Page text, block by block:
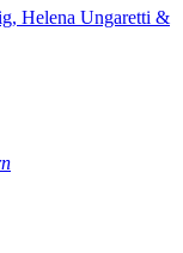
Helena Ungaretti &